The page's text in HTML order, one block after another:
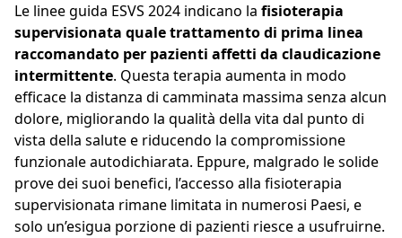
Le linee guida ESVS 2024 indicano la fisioterapia
supervisionata quale trattamento di prima linea
raccomandato per pazienti affetti da claudicazione
intermittente. Questa terapia aumenta in modo
efficace la distanza di camminata massima senza alcun
dolore, migliorando la qualità della vita dal punto di
vista della salute e riducendo la compromissione
funzionale autodichiarata. Eppure, malgrado le solide
prove dei suoi benefici, l’accesso alla fisioterapia
supervisionata rimane limitata in numerosi Paesi, e
solo un’esigua porzione di pazienti riesce a usufruirne.